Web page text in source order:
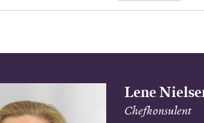
Lene
Chefkonsulent